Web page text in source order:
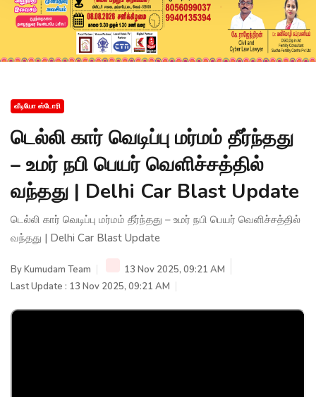
வீடியோ ஸ்டோரி
டெல்லி கார் வெடிப்பு மர்மம் தீர்ந்தது
– உமர் நபி பெயர் வெளிச்சத்தில்
வந்தது | Delhi Car Blast Update
டெல்லி கார் வெடிப்பு மர்மம் தீர்ந்தது – உமர் நபி பெயர் வெளிச்சத்தில்
வந்தது | Delhi Car Blast Update
ByKumudam Team
13 Nov 2025, 09:21 AM
Last Update : 13 Nov 2025, 09:21 AM